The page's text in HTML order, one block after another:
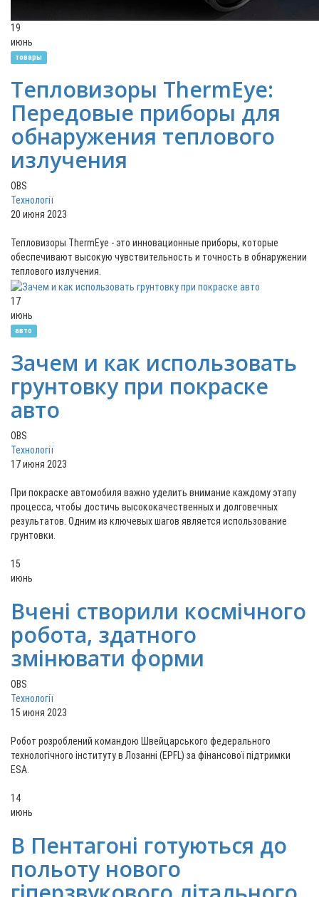
19
июнь
товары
Тепловизоры ThermEye:
Передовые приборы для
обнаружения теплового
излучения
OBS
Технології
20 июня 2023
Тепловизоры ThermEye - это инновационные приборы, которые
обеспечивают высокую чувствительность и точность в обнаружении
теплового излучения.
17
июнь
авто
Зачем и как использовать
грунтовку при покраске
авто
OBS
Технології
17 июня 2023
При покраске автомобиля важно уделить внимание каждому этапу
процесса, чтобы достичь высококачественных и долговечных
результатов. Одним из ключевых шагов является использование
грунтовки.
15
июнь
Вчені створили космічного
робота, здатного
змінювати форми
OBS
Технології
15 июня 2023
Робот розроблений командою Швейцарського федерального
технологічного інституту в Лозанні (EPFL) за фінансової підтримки
ESA.
14
июнь
В Пентагоні готуються до
польоту нового